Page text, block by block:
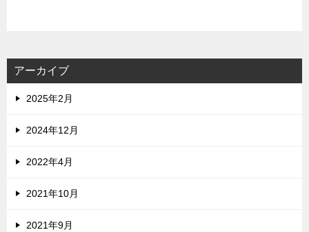
アーカイブ
2025年2月
2024年12月
2022年4月
2021年10月
2021年9月